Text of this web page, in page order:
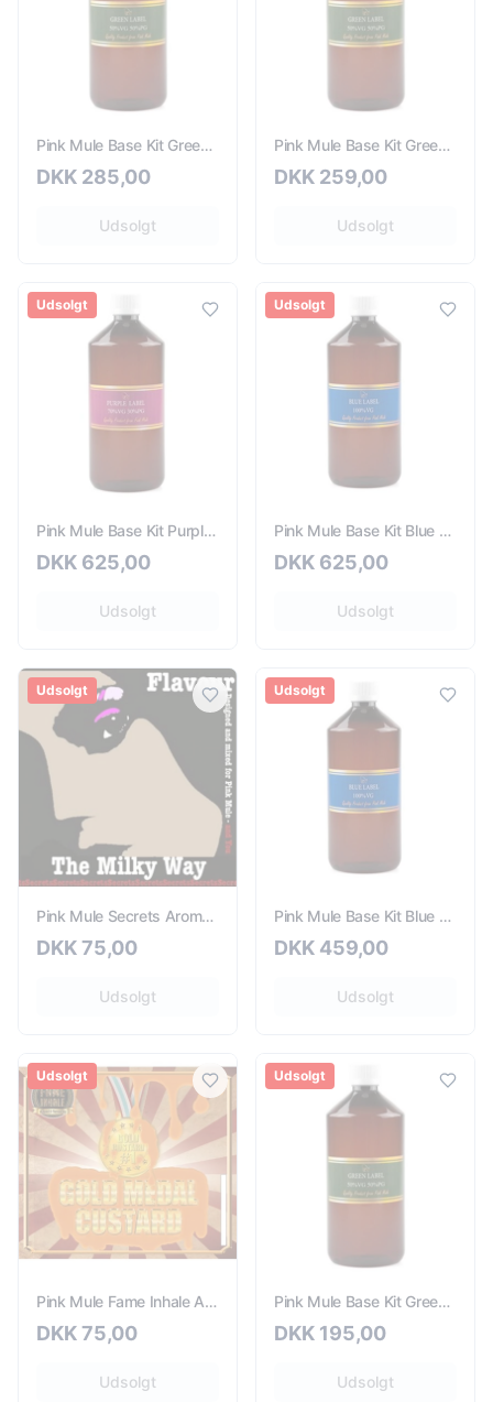
Pink Mule Base Kit Green Label 3mg - 410ml
DKK 285,00
Udsolgt
Pink Mule Base Kit Green Label 6mg - 160ml
DKK 259,00
Udsolgt
Udsolgt
Pink Mule Base Kit Purple Label 6mg - 660ml
DKK 625,00
Udsolgt
Udsolgt
Pink Mule Base Kit Blue Label 6mg - 660ml
DKK 625,00
Udsolgt
Udsolgt
Pink Mule Secrets Aroma Milky Way - 10ml
DKK75,00
Udsolgt
Udsolgt
Pink Mule Base Kit Blue Label 3mg - 830ml
DKK 459,00
Udsolgt
Udsolgt
Pink Mule Fame Inhale Aroma Gold Medal Custard - 10ml
DKK75,00
Udsolgt
Udsolgt
Pink Mule Base Kit Green Label 0mg - 1000ml
DKK 195,00
Udsolgt